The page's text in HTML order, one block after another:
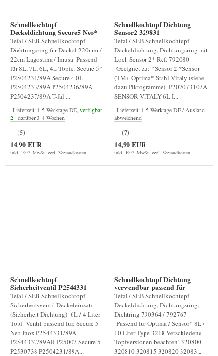
Schnellkochtopf
Deckeldichtung Secure5 Neo*
Tefal / SEB Schnellkochtopf
Dichtungsring für Deckel 220mm /
22cm Lagostina / Imusa Passend
für 8L, 7L, 6L, 4L Töpfe: Secure 5*
P2504231/89A Secure 4.0L
P2504233/89A P2504236/89A
P2504237/89A T-fal ...
Lieferzeit: 1-5 Werktage DE, verfügbar
2- darüber 3-4 Wochen
(5)
14,90 EUR
inkl. 19 % MwSt. zzgl. Versandkosten
Schnellkochtopf Dichtung
Sensor2 329831
Tefal / SEB Schnellkochtopf
Deckeldichtung, Dichtungsring mit
Loch Sensor 2* Ref. 792080
Geeignet zu: *Sensor 2 *Sensor
(TM) Optima* Stahl Vitaly (siehe
dazu Piktogramme) P207073107A
SENSOR VITALY 6L I...
Lieferzeit: 1-5 Werktage DE / Ausland
abweichend
(7)
14,90 EUR
inkl. 19 % MwSt. zzgl. Versandkosten
Schnellkochtopf
Sicherheitventil P2544331
Tefal / SEB Schnellkochtopf
Sicherheitsventil Deckeleinsatz
(Sicherheit Dichtung) 6L / 4 Liter
Topf Ventil passend für: Secure 5
Neo Inox P2544331/89A
P2544337/89AR P25007 Secure 5
P2530738 P2504231/89A...
Schnellkochtopf Dichtung
verwendbar passend für
Sensor* 10L 3218
Tefal / SEB Schnellkochtopf
Deckeldichtung, Dichtungsring,
Dichtring 790364 / 792767
Passend für Optima / Sensor* 8L /
10 Liter Type 3218 Verschiedene
Topfversionen beachten! 320800
320810 320815 320820 32083...